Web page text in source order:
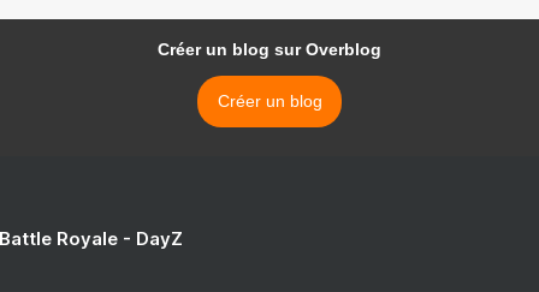
Créer un blog sur Overblog
Créer un blog
Royale - DayZ